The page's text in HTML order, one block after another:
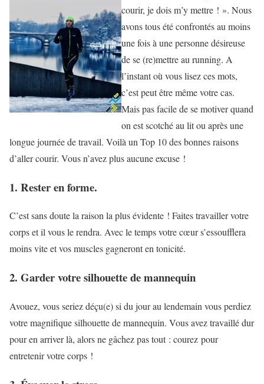
courir, je dois m’y mettre ! ». Nous
avons tous été confrontés au moins
une fois à une personne désireuse
de se (re)mettre au running. A
l’instant où vous lisez ces mots,
c’est peut être même votre cas.
Mais pas facile de se motiver quand
on est scotché au lit ou après une
longue journée de travail. Voilà un Top 10 des bonnes raisons
d’aller courir. Vous n’avez plus aucune excuse !
1. Rester en forme.
C’est sans doute la raison la plus évidente ! Faites travailler votre
corps et il vous le rendra. Avec le temps votre cœur s’essoufflera
moins vite et vos muscles gagneront en tonicité.
2. Garder votre silhouette de mannequin
Avouez, vous seriez déçu(e) si du jour au lendemain vous perdiez
votre magnifique silhouette de mannequin. Vous avez travaillé dur
pour en arriver là, alors ne gâchez pas tout : courez pour
entretenir votre corps !